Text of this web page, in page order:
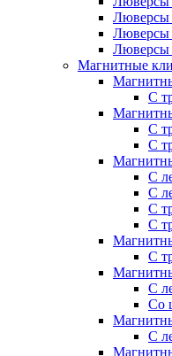
Люверсы
Люверсы
Люверсы
Магнитные
С
С
С
С
С
С
С
С
С
Со
С